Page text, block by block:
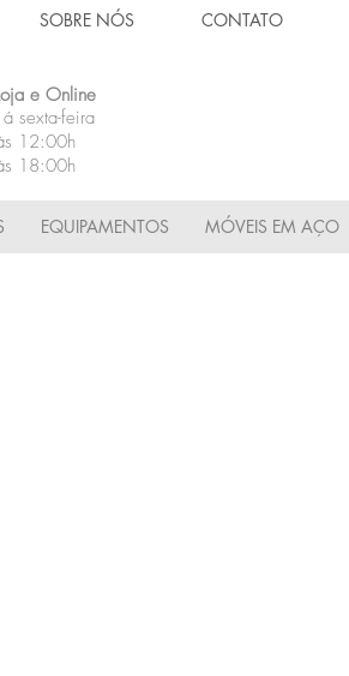
SOBRE NÓS CONTATO
e Online
sexta-feira
12:00h
18:00h
EQUIPAMENTOS MÓVEIS EM AÇO